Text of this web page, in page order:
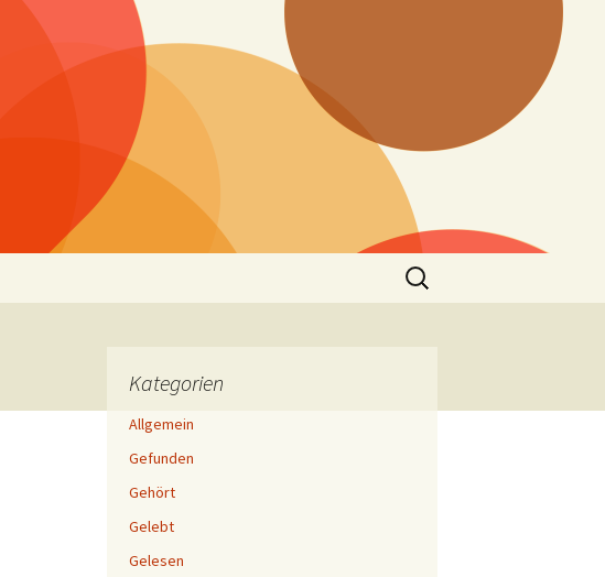
Suchen
nach:
Kategorien
Allgemein
Gefunden
Gehört
Gelebt
Gelesen